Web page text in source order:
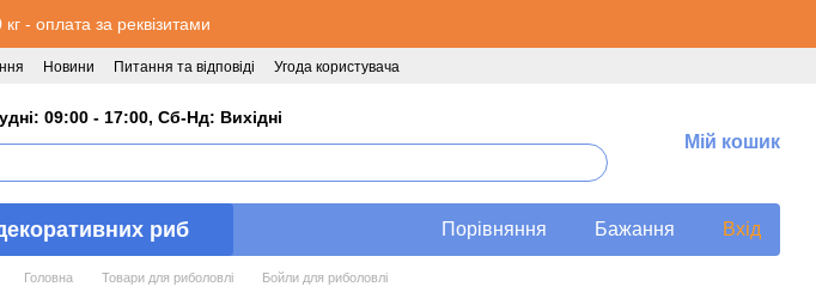
- оплата за реквізитами
Новини Питання та відповіді Угода користувача
09:00 - 17:00, Сб-Нд: Вихідні
Мій кошик
риб Порівняння Бажання Вхід
Головна Товари для риболовлі Бойли для риболовлі